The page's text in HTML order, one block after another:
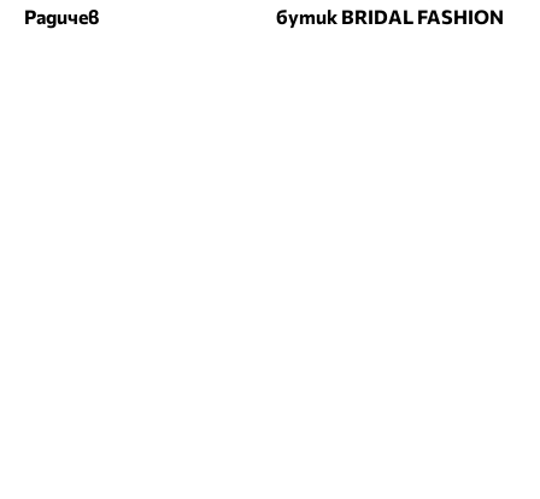
Радичев
бутик BRIDAL FASHION